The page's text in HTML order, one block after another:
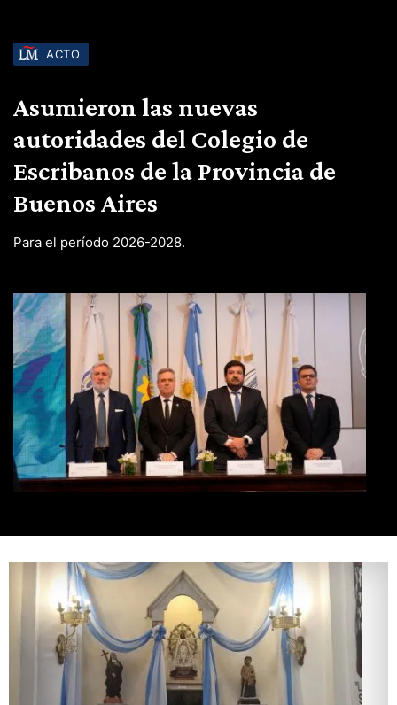
ACTO
Asumieron las nuevas
autoridades del Colegio de
Escribanos de la Provincia de
Buenos Aires
Para el período 2026-2028.